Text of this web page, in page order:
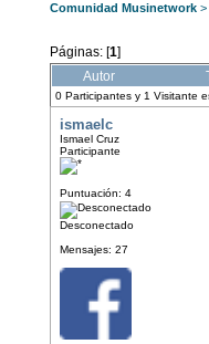
Comunidad Musinetwork >
Páginas: [1]
Autor
0 Participantes y 1 Visitante
ismaelc
Ismael Cruz
Participante
Puntuación: 4
Desconectado
Mensajes: 27